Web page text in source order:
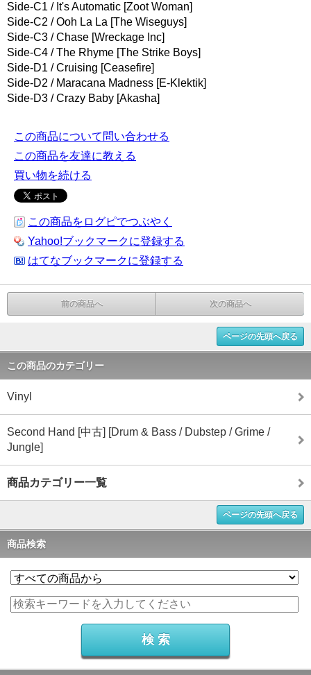
Side-C1 / It's Automatic [Zoot Woman]
Side-C2 / Ooh La La [The Wiseguys]
Side-C3 / Chase [Wreckage Inc]
Side-C4 / The Rhyme [The Strike Boys]
Side-D1 / Cruising [Ceasefire]
Side-D2 / Maracana Madness [E-Klektik]
Side-D3 / Crazy Baby [Akasha]
この商品について問い合わせる
この商品を友達に教える
買い物を続ける
この商品をログピでつぶやく
Yahoo!ブックマークに登録する
はてなブックマークに登録する
前の商品へ 次の商品へ
ページの先頭へ戻る
この商品のカテゴリー
Vinyl
Second Hand [中古] [Drum & Bass / Dubstep / Grime /
Jungle]
商品カテゴリー一覧
ページの先頭へ戻る
商品検索